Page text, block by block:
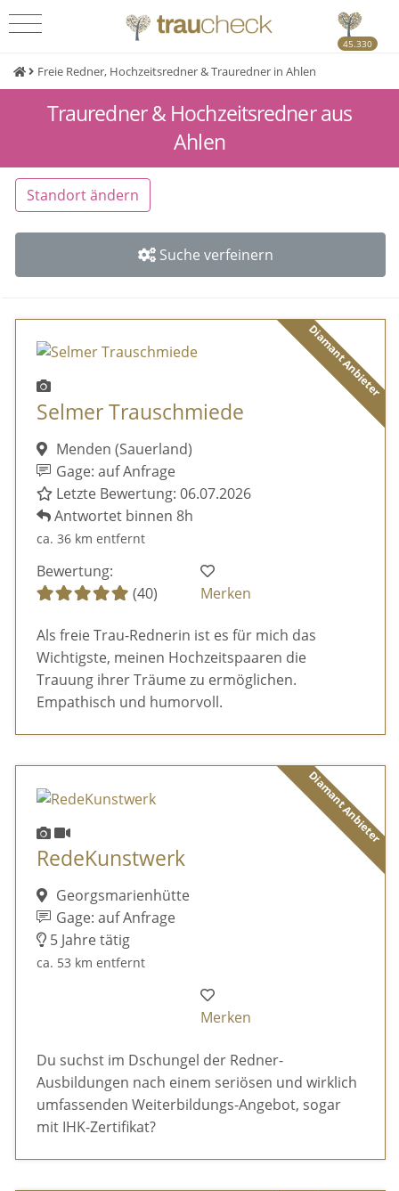
45.330
Freie Redner, Hochzeitsredner & Trauredner in Ahlen
Trauredner & Hochzeitsredner aus
Ahlen
Standort ändern
Suche verfeinern
Diamant Anbieter
Selmer Trauschmiede
Menden (Sauerland)
Gage: auf Anfrage
Letzte Bewertung: 06.07.2026
Antwortet binnen 8h
ca. 36 km entfernt
Bewertung:
(40)
Merken
Als freie Trau-Rednerin ist es für mich das
Wichtigste, meinen Hochzeitspaaren die
Trauung ihrer Träume zu ermöglichen.
Empathisch und humorvoll.
Diamant Anbieter
RedeKunstwerk
Georgsmarienhütte
Gage: auf Anfrage
5 Jahre tätig
ca. 53 km entfernt
Merken
Du suchst im Dschungel der Redner-
Ausbildungen nach einem seriösen und wirklich
umfassenden Weiterbildungs-Angebot, sogar
mit IHK-Zertifikat?